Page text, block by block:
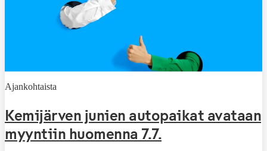
Ajankohtaista
Kemijärven junien autopaikat avataan
myyntiin huomenna 7.7.